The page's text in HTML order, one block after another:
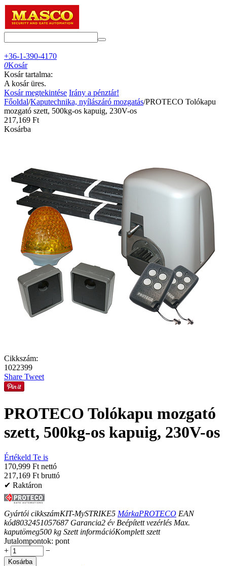
+36-1-390-4170
0Kosár
Kosár tartalma:
A kosár üres.
Kosár megtekintése Irány a pénztár!
Főoldal/Kaputechnika, nyílászáró mozgatás/PROTECO Tolókapu
mozgató szett, 500kg-os kapuig, 230V-os
217,169 Ft
Kosárba
Cikkszám:
1022399
Share Tweet
PROTECO Tolókapu mozgató
szett, 500kg-os kapuig, 230V-os
Értékeld Te is
170,999 Ft nettó
217,169 Ft bruttó
✔ Raktáron
Gyártói cikkszámKIT-MySTRIKE5 MárkaPROTECO EAN
kód8032451057687 Garancia2 év Beépített vezérlés Max.
kaputömeg500 kg Szett információKomplett szett
Jutalompontok: pont
+
−
Kosárba